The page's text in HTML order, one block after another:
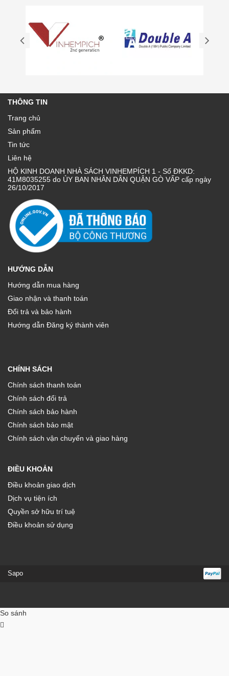
THÔNG TIN
Trang chủ
Sản phẩm
Tin tức
Liên hệ
HỘ KINH DOANH NHÀ SÁCH VINHEMPÍCH 1 - Số ĐKKD:
41M8035255 do ỦY BAN NHÂN DÂN QUẬN GÒ VẤP cấp ngày
26/10/2017
HƯỚNG DẪN
Hướng dẫn mua hàng
Giao nhận và thanh toán
Đổi trả và bảo hành
Hướng dẫn Đăng ký thành viên
CHÍNH SÁCH
Chính sách thanh toán
Chính sách đổi trả
Chính sách bảo hành
Chính sách bảo mật
Chính sách vận chuyển và giao hàng
ĐIỀU KHOẢN
Điều khoản giao dịch
Dịch vụ tiện ích
Quyền sở hữu trí tuệ
Điều khoản sử dụng
Sapo
So sánh